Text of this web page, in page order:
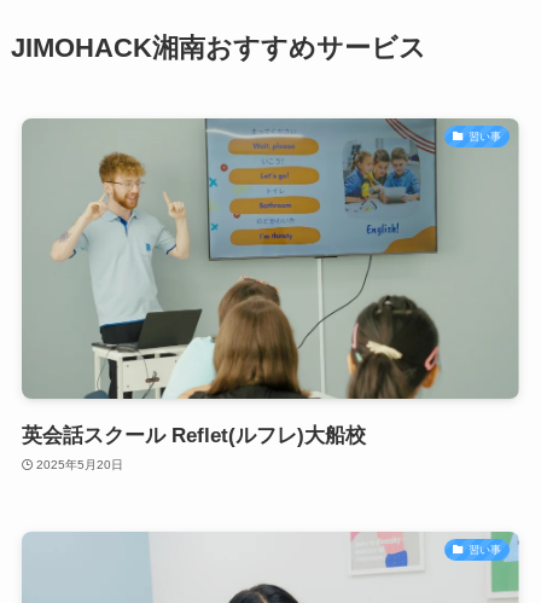
JIMOHACK湘南おすすめサービス
習い事
英会話スクール Reflet(ルフレ)大船校
2025年5月20日
習い事